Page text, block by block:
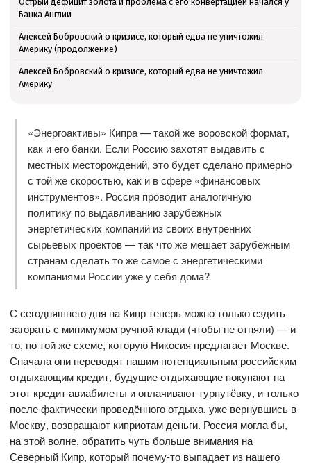
Банка Англии
Алексей Бобровский о кризисе, который едва не уничтожил
Америку (продолжение)
Алексей Бобровский о кризисе, который едва не уничтожил
Америку
«Энергоактивы» Кипра — такой же воровской формат,
как и его банки. Если Россию захотят выдавить с
местных месторождений, это будет сделано примерно
с той же скоростью, как и в сфере «финансовых
инструментов». Россия проводит аналогичную
политику по выдавливанию зарубежных
энергетических компаний из своих внутренних
сырьевых проектов — так что же мешает зарубежным
странам сделать то же самое с энергетическими
компаниями России уже у себя дома?
С сегодняшнего дня на Кипр теперь можно только ездить
загорать с минимумом ручной клади (чтобы не отняли) — и
то, по той же схеме, которую Никосия предлагает Москве.
Сначала они переводят нашим потенциальным российским
отдыхающим кредит, будущие отдыхающие покупают на
этот кредит авиабилеты и оплачивают турпутёвку, и только
после фактически проведённого отдыха, уже вернувшись в
Москву, возвращают киприотам деньги. Россия могла бы,
на этой волне, обратить чуть больше внимания на
Северный Кипр, который почему-то выпадает из нашего